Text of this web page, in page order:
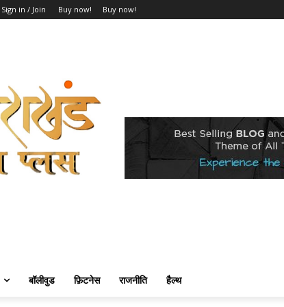
Sign in / Join Buy now! Buy now!
बॉलीवुड फ़िटनेस राजनीति हैल्थ